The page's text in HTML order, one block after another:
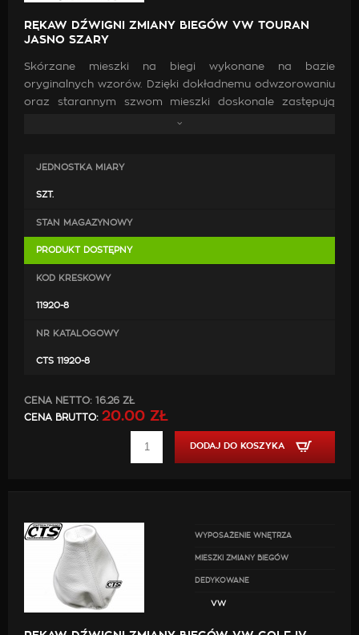
RĘKAW DŹWIGNI ZMIANY BIEGÓW VW TOURAN
JASNO SZARY
Skórzane mieszki na biegi wykonane na bazie
oryginalnych wzorów. Dzięki dokładnemu odwzorowaniu
oraz starannym szwom mieszki doskonale zastępują
oryginalne. Wykonanie ich z wysokiej jakości skóry oraz
się do poprawy estetyki wewnątrz samochodu.
JEDNOSTKA MIARY
SZT.
STAN MAGAZYNOWY
PRODUKT DOSTĘPNY
KOD KRESKOWY
11920-8
NR KATALOGOWY
CTS 11920-8
CENA NETTO: 16.26 ZŁ
CENA BRUTTO: 20.00 ZŁ
DODAJ DO KOSZYKA
WYPOSAŻENIE WNĘTRZA
MIESZKI ZMIANY BIEGÓW
DEDYKOWANE
VW